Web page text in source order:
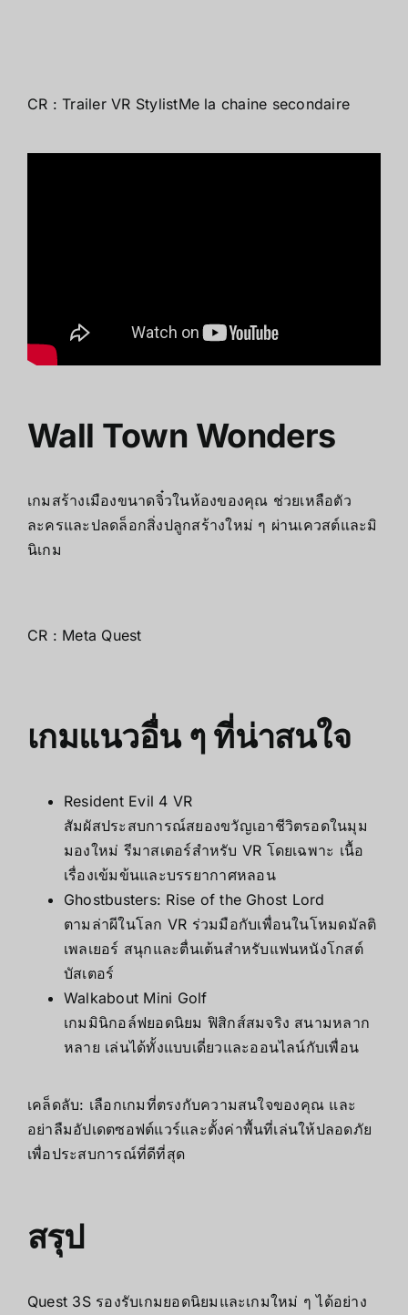
CR :Trailer VR StylistMe la chaine secondaire
Wall Town Wonders
เกมสร้างเมืองขนาดจิ๋วในห้องของคุณ ช่วยเหลือตัว
ละครและปลดล็อกสิ่งปลูกสร้างใหม่ ๆ ผ่านเควสต์และมิ
นิเกม
CR : Meta Quest
เกมแนวอื่น ๆ ที่น่าสนใจ
Resident Evil 4 VR
สัมผัสประสบการณ์สยองขวัญเอาชีวิตรอดในมุม
มองใหม่ รีมาสเตอร์สำหรับ VR โดยเฉพาะ เนื้อ
เรื่องเข้มข้นและบรรยากาศหลอน
Ghostbusters: Rise of the Ghost Lord
ตามล่าผีในโลก VR ร่วมมือกับเพื่อนในโหมดมัลติ
เพลเยอร์ สนุกและตื่นเต้นสำหรับแฟนหนังโกสต์
บัสเตอร์
Walkabout Mini Golf
เกมมินิกอล์ฟยอดนิยม ฟิสิกส์สมจริง สนามหลาก
หลาย เล่นได้ทั้งแบบเดี่ยวและออนไลน์กับเพื่อน
เคล็ดลับ: เลือกเกมที่ตรงกับความสนใจของคุณ และ
อย่าลืมอัปเดตซอฟต์แวร์และตั้งค่าพื้นที่เล่นให้ปลอดภัย
เพื่อประสบการณ์ที่ดีที่สุด
สรุป
Quest 3S รองรับเกมยอดนิยมและเกมใหม่ ๆ ได้อย่าง